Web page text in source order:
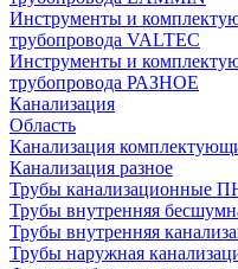
Инструменты и
трубопровода VALTEC
Инструменты и
трубопровода РАЗНОЕ
Канализация
Область
Канализация
Канализация разное
Трубы канализационные
Трубы внутренняя
Трубы внутренняя
Трубы наружная